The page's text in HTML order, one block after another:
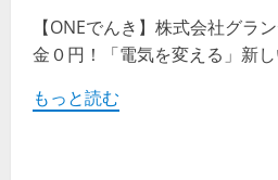
【ONEでんき】株式会社グラ
金０円！「電気を変える」新
もっと読む